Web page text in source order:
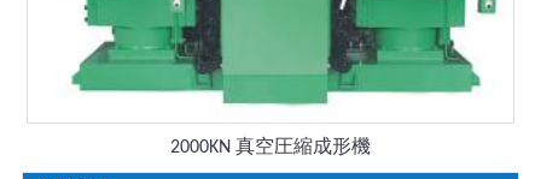
2000KN 真空圧縮成形機